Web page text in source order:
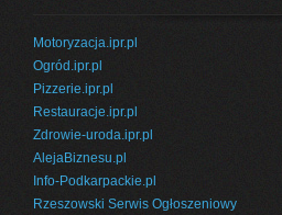
Motoryzacja.ipr.pl
Ogród.ipr.pl
Pizzerie.ipr.pl
Restauracje.ipr.pl
Zdrowie-uroda.ipr.pl
AlejaBiznesu.pl
Info-Podkarpackie.pl
Rzeszowski Serwis Ogłoszeniowy